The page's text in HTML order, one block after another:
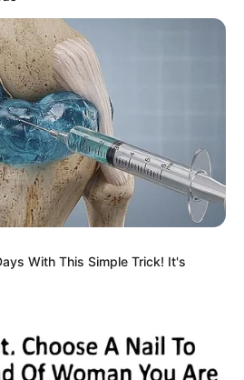
With This Simple Trick! It's